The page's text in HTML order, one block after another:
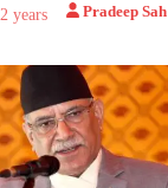
2 years Pradeep Sah